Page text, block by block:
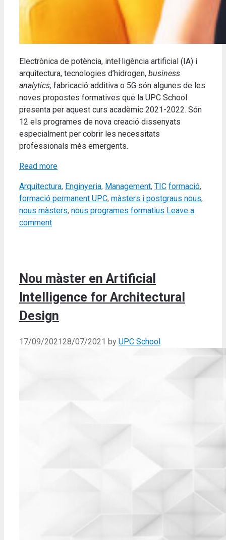
Electrònica de potència, intel·ligència artificial (IA) i
arquitectura, tecnologies d’hidrogen, business
analytics, fabricació additiva o 5G són algunes de les
noves propostes formatives que la UPC School
presenta per aquest curs acadèmic 2021-2022. Són
12 els programes de nova creació dissenyats
especialment per cobrir les necessitats
professionals més emergents.
Read more
Categories
Arquitectura, Enginyeria, Management, TIC Tags
formació,
formació permanent UPC, màsters i postgraus nous,
nous màsters, nous programes formatius Leave a
comment
Nou màster en Artificial
Intelligence for Architectural
Design
17/09/202128/07/2021 by UPC School